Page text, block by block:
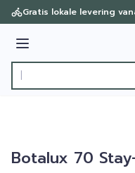
Ga naar de inhoud
Gratis lokale levering
Menu
Product, merk,
Botalux 70